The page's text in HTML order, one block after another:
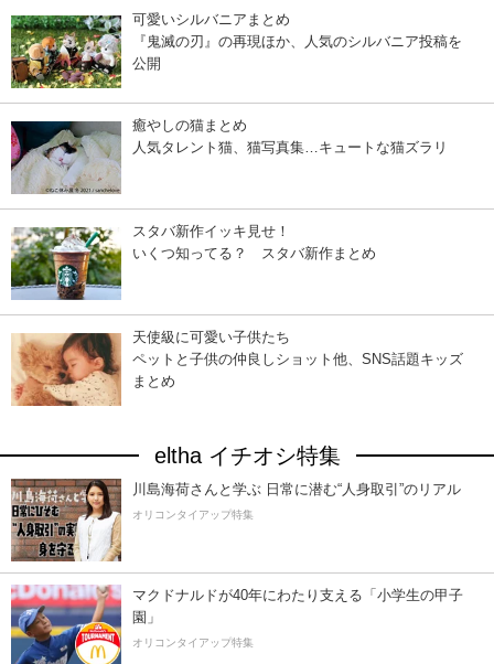
可愛いシルバニアまとめ
『鬼滅の刃』の再現ほか、人気のシルバニア投稿を
公開
癒やしの猫まとめ
人気タレント猫、猫写真集…キュートな猫ズラリ
スタバ新作イッキ見せ！
いくつ知ってる？ スタバ新作まとめ
天使級に可愛い子供たち
ペットと子供の仲良しショット他、SNS話題キッズ
まとめ
eltha イチオシ特集
川島海荷さんと学ぶ 日常に潜む“人身取引”のリアル
オリコンタイアップ特集
マクドナルドが40年にわたり支える「小学生の甲子
園」
オリコンタイアップ特集